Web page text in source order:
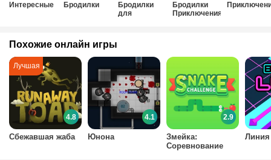
Интересные Бродилки
Бродилки
для
Бродилки
Приключения
Похожие онлайн игры
Сбежавшая жаба
4.8
Юнона
4.1
Змейка:
Соревнование
2.9
Линия